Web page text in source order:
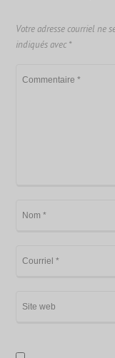
Votre adresse courriel ne
indiqués avec*